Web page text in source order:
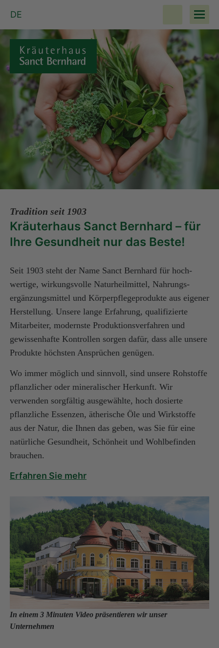
DE
Tradition seit 1903
Kräuterhaus Sanct Bernhard – für
Ihre Gesundheit nur das Beste!
Seit 1903 steht der Name Sanct Bernhard für hoch­
wertige, wirkungsvolle Naturheilmittel, Nahrungs­
ergänzungsmittel und Körperpflegeprodukte aus eigener
Herstellung. Unsere lange Erfahrung, quali­fizierte
Mitarbeiter, modernste Produktionsverfahren und
gewissenhafte Kontrollen sorgen dafür, dass alle unsere
Produkte höchsten Ansprüchen genügen.
Wo immer möglich und sinnvoll, sind unsere Rohstoffe
pflanzlicher oder mineralischer Herkunft. Wir
verwenden sorgfältig ausgewählte, hoch dosierte
pflanzliche Essenzen, ätherische Öle und Wirkstoffe
aus der Natur, die Ihnen das geben, was Sie für eine
natürliche Gesundheit, Schönheit und Wohlbefinden
brauchen.
Erfahren Sie mehr
In einem 3 Minuten Video präsentieren wir unser
Unternehmen